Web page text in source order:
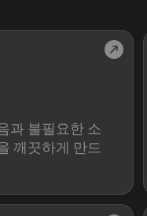
과 불필요한 소
깨끗하게 만드